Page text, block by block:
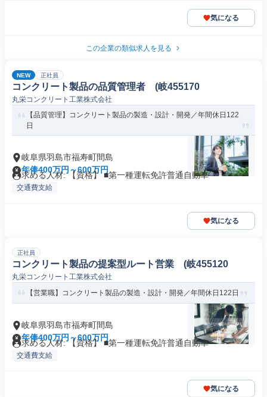
気になる
この企業の類似求人を見る
NEW 正社員
コンクリート製品の品質管理者 (岐455170
丸栄コンクリート工業株式会社
【品質管理】コンクリート製品の製造・設計・開発／年間休日122
日
岐阜県羽島市福寿町間島
年俸400万円～600万円
求める人材: 【資格】 ■第一種運転免許普通自動車
交通費支給
気になる
正社員
コンクリート製品の提案型ルート営業 (岐455120
丸栄コンクリート工業株式会社
【営業職】コンクリート製品の製造・設計・開発／年間休日122日
岐阜県羽島市福寿町間島
年俸400万円～600万円
求める人材: 【資格】 ■第一種運転免許普通自動車
交通費支給
気になる